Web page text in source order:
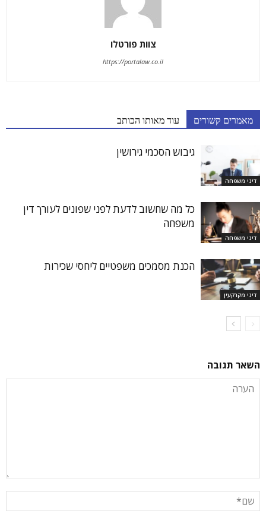
צוות פורטלו
https://portalaw.co.il
מאמרים קשורים עוד מאותו הכותב
דיני משפחה
גיבוש הסכמי גירושין
דיני משפחה
כל מה שחשוב לדעת לפני שפונים לעורך דין
משפחה
דיני מקרקעין
הכנת מסמכים משפטיים ליחסי שכירות
השאר תגובה